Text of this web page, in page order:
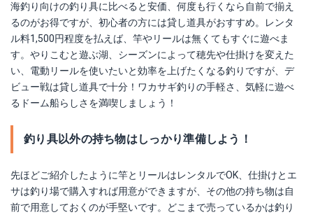
海釣り向けの釣り具に比べると安価、何度も行くなら自前で揃え
るのがお得ですが、初心者の方には貸し道具がおすすめ。レンタ
ル料1,500円程度を払えば、竿やリールは無くてもすぐに遊べま
す。やりこむと遊ぶ湖、シーズンによって穂先や仕掛けを変えた
い、電動リールを使いたいと効率を上げたくなる釣りですが、デ
ビュー戦は貸し道具で十分！ワカサギ釣りの手軽さ、気軽に遊べ
るドーム船らしさを満喫しましょう！
釣り具以外の持ち物はしっかり準備しよう！
先ほどご紹介したように竿とリールはレンタルでOK、仕掛けとエ
サは釣り場で購入すれば用意ができますが、その他の持ち物は自
前で用意しておくのが手堅いです。どこまで売っているかは釣り